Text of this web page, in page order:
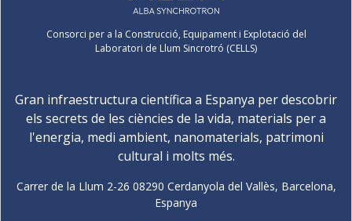
Consorci per a la Construcció, Equipament i Explotació del
Laboratori de Llum Sincrotró (CELLS)
Gran infraestructura científica a Espanya per descobrir
els secrets de les ciències de la vida, materials per a
l'energia, medi ambient, nanomaterials, patrimoni
cultural i molts més.
Carrer de la Llum 2-26 08290 Cerdanyola del Vallès, Barcelona,
Espanya